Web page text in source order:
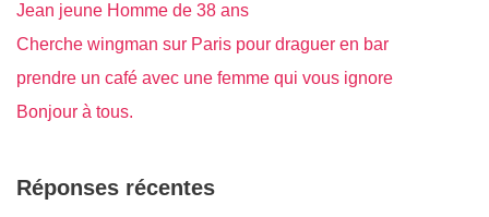
Jean jeune Homme de 38 ans
Cherche wingman sur Paris pour draguer en bar
prendre un café avec une femme qui vous ignore
Bonjour à tous.
Réponses récentes